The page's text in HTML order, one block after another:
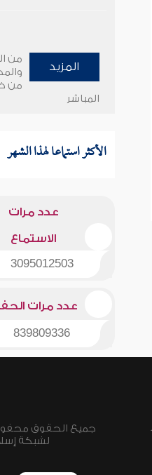
المزيد
من
من
المباشر
الأكثر استماعا لهذا الشهر
عدد مرات
الاستماع
3095012503
عدد مرات
839809336
لشبكة